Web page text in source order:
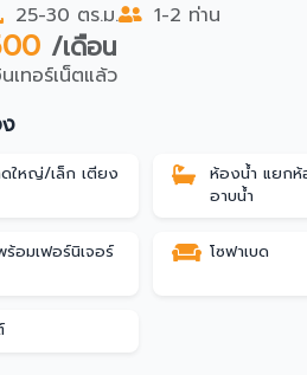
25-30 ตร.ม. 1-2 ท่าน
/เดือน
เทอร์เน็ตแล้ว
ใหญ่/เล็ก เตียง
ห้องน้ำ แยกห้
อาบน้ำ
อมเฟอร์นิเจอร์ โซฟาเบด